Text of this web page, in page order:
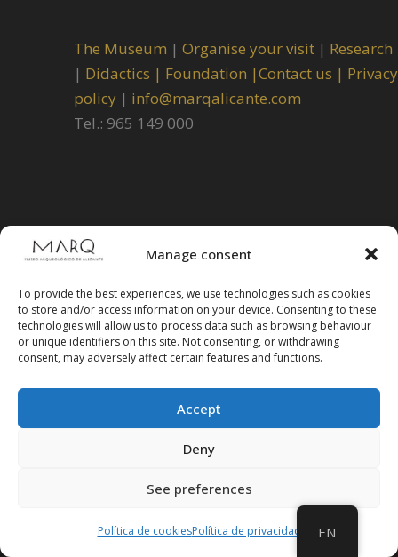
Manage consent
To provide the best experiences, we use technologies such as cookies
to store and/or access information on your device. Consenting to these
technologies will allow us to process data such as browsing behaviour
or unique identifiers on this site. Not consenting, or withdrawing
consent, may adversely affect certain features and functions.
Accept
Deny
See preferences
Política de cookiesPolítica de privacidad
The Museum | Organise your visit | Research
| Didactics | Foundation |Contact us | Privacy
policy | info@marqalicante.com
Tel.: 965 149 000
CV MARQ Foundation
>> CONTRACTOR'S PROFILE
>> ELECTRONIC HEADQUARTERS
FOUNDATION>
Archaeological Museum (Alicante
Provincial Council)
>> ELECTRONIC SEAT OF THE PROVINCIAL
Suscríbete a
EN